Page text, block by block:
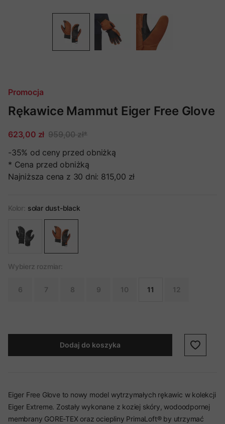
Promocja
Rękawice Mammut Eiger Free Glove
623,00 zł 959,00 zł*
-35% od ceny przed obniżką
* Cena przed obniżką
Najniższa cena z 30 dni: 815,00 zł
Kolor: solar dust-black
Wybierz rozmiar:
6 7 8 9 10 11 12
Dodaj do koszyka
Eiger Free Glove to nowy model wytrzymałych rękawic w kolekcji
Eiger Extreme. Zostały wykonane z koziej skóry, wodoodpornej
membrany GORE-TEX oraz ociepliny PrimaLoft® by utrzymać